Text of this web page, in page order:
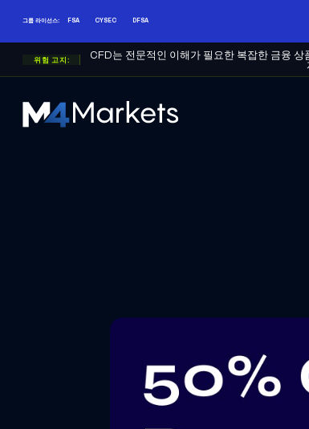
그룹 라이선스: FSA CYSEC DFSA
위험 고지:
CFD는 전문적인 이해가 필요한 복잡한 금융
M4Markets